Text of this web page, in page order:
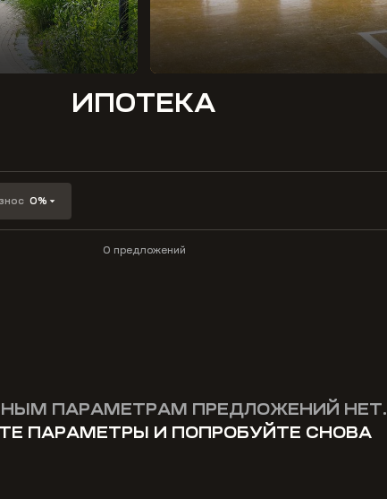
ИПОТЕКА
0%
0 предложений
ПАРАМЕТРАМ ПРЕДЛОЖЕНИЙ НЕТ.
ПАРАМЕТРЫ И ПОПРОБУЙТЕ СНОВА